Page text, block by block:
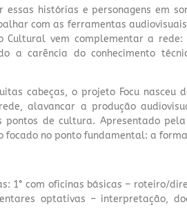
essas histórias e personagens em
com as ferramentas
Cultural vem complementar a
a carência do conhecimento
cabeças, o projeto Focu nasceu
alavancar a produção
pontos de cultura. Apresentado
focado no ponto fundamental: a
1° com oficinas básicas – roteiro/
optativas – interpretação,